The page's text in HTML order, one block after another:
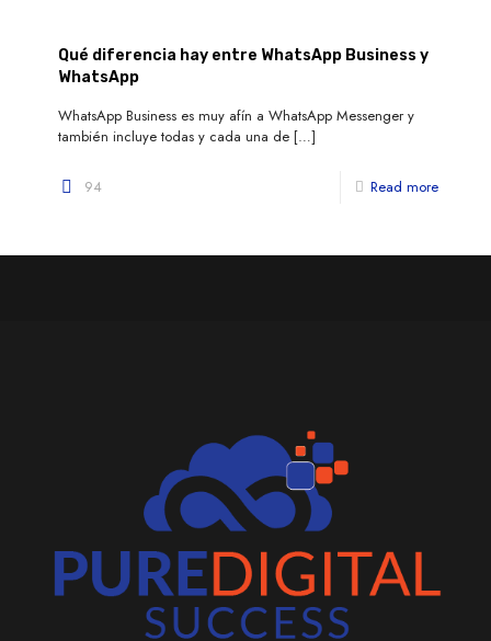
Qué diferencia hay entre WhatsApp Business y
WhatsApp
WhatsApp Business es muy afín a WhatsApp Messenger y
también incluye todas y cada una de […]
94 Read more